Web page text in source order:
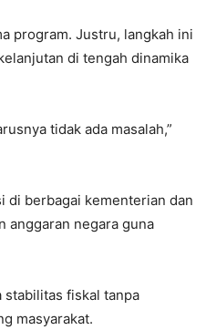
program. Justru, langkah ini
di tengah dinamika
tidak ada masalah,”
di berbagai kementerian dan
anggaran negara guna
fiskal tanpa
masyarakat.